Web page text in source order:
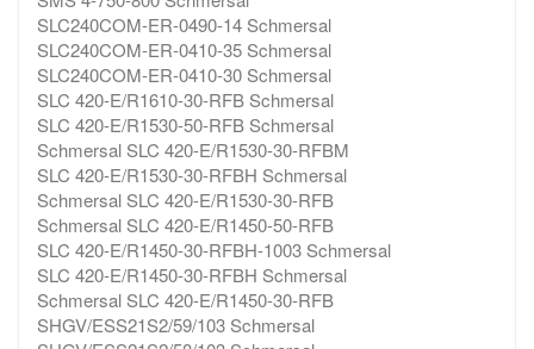
SLC240COM-ER-0490-14 Schmersal
SLC240COM-ER-0410-35 Schmersal
SLC240COM-ER-0410-30 Schmersal
SLC 420-E/R1610-30-RFB Schmersal
SLC 420-E/R1530-50-RFB Schmersal
Schmersal SLC 420-E/R1530-30-RFBM
SLC 420-E/R1530-30-RFBH Schmersal
Schmersal SLC 420-E/R1530-30-RFB
Schmersal SLC 420-E/R1450-50-RFB
SLC 420-E/R1450-30-RFBH-1003 Schmersal
SLC 420-E/R1450-30-RFBH Schmersal
Schmersal SLC 420-E/R1450-30-RFB
SHGV/ESS21S2/59/103 Schmersal